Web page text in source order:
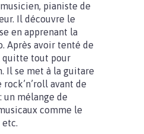
pianiste de
Il découvre le
en apprenant la
Après avoir tenté de
quitte tout pour
Il se met à la guitare
avant de
un mélange de
comme le
etc.